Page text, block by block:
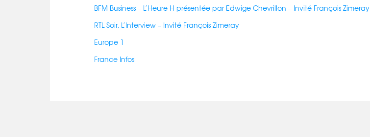
BFM Business – L’Heure H présentée par Edwige Chevrillon – Invité François Zimeray
RTL Soir, L’Interview – Invité François Zimeray
Europe 1
France Infos